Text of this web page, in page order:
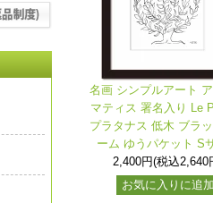
名画 シンプルアート ア
マティス 署名入り Le
プラタナス 低木 ブラ
ーム ゆうパケット S
2,400円(税込2,640
お気に入りに追加